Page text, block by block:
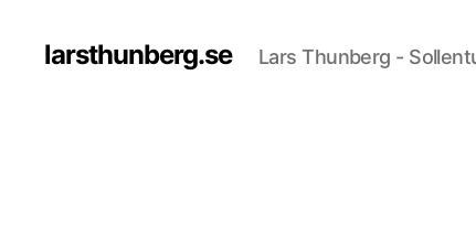
larsthunberg.se Lars Thunberg -